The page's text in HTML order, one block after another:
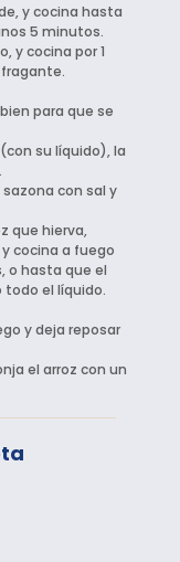
y cocina hasta
5 minutos.
y cocina por 1
para que se
su líquido), la
con sal y
que hierva,
cocina a fuego
o hasta que el
todo el líquido.
y deja reposar
el arroz con un